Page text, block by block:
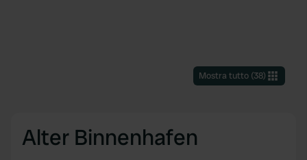
Mostra tutto(38)
Alter Binnenhafen